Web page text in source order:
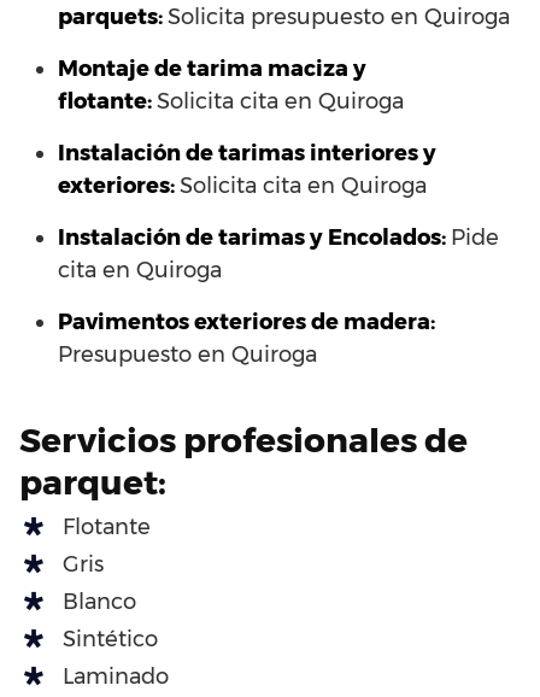
parquets:Solicita presupuesto en Quiroga
Montaje de tarima maciza y
flotante:Solicita cita en Quiroga
Instalación de tarimas interiores y
exteriores:Solicita cita en Quiroga
Instalación de tarimas y Encolados: Pide
cita en Quiroga
Pavimentos exteriores de madera:
Presupuesto en Quiroga
Servicios profesionales de
parquet:
Flotante
Gris
Blanco
Sintético
Laminado